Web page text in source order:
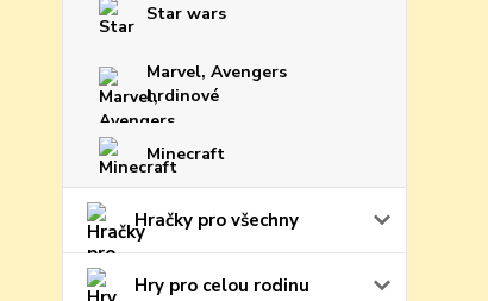
Star wars
Marvel, Avengers
hrdinové
Minecraft
Hračky pro všechny
Hry pro celou rodinu